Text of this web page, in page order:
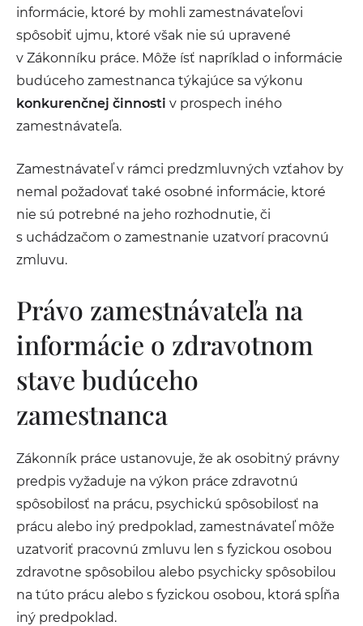
informácie, ktoré by mohli zamestnávateľovi
spôsobiť ujmu, ktoré však nie sú upravené
v Zákonníku práce. Môže ísť napríklad o informácie
budúceho zamestnanca týkajúce sa výkonu
konkurenčnej činnosti v prospech iného
zamestnávateľa.
Zamestnávateľ v rámci predzmluvných vzťahov by
nemal požadovať také osobné informácie, ktoré
nie sú potrebné na jeho rozhodnutie, či
s uchádzačom o zamestnanie uzatvorí pracovnú
zmluvu.
Právo zamestnávateľa na
informácie o zdravotnom
stave budúceho
zamestnanca
Zákonník práce ustanovuje, že ak osobitný právny
predpis vyžaduje na výkon práce zdravotnú
spôsobilosť na prácu, psychickú spôsobilosť na
prácu alebo iný predpoklad, zamestnávateľ môže
uzatvoriť pracovnú zmluvu len s fyzickou osobou
zdravotne spôsobilou alebo psychicky spôsobilou
na túto prácu alebo s fyzickou osobou, ktorá spĺňa
iný predpoklad.